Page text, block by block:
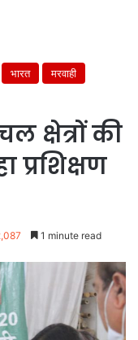
भारत
मरवाही
क्षेत्रों की
प्रशिक्षण
1 minute read